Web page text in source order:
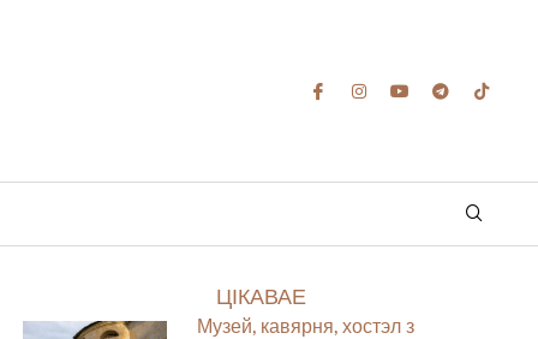
ЦІКАВАЕ
Музей, кавярня, хостэл з